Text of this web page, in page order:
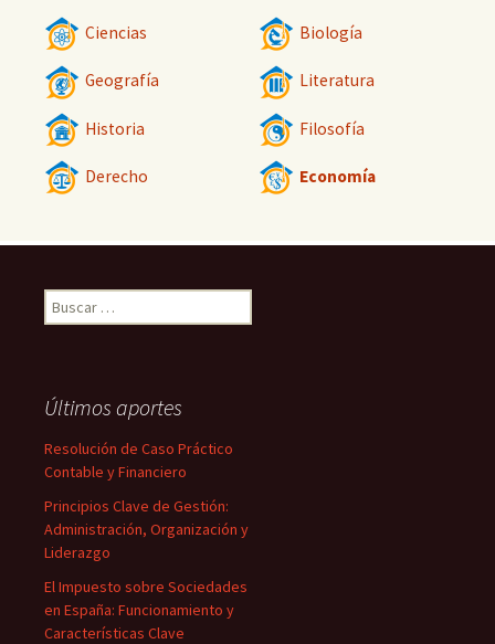
Ciencias Biología
Geografía Literatura
Historia Filosofía
Derecho Economía
Buscar:
Últimos aportes
Resolución de Caso Práctico
Contable y Financiero
Principios Clave de Gestión:
Administración, Organización y
Liderazgo
El Impuesto sobre Sociedades
en España: Funcionamiento y
Características Clave